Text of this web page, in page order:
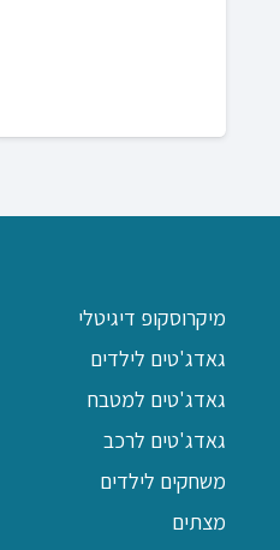
מיקרוסקופ דיגיטלי
גאדג'טים לילדים
גאדג'טים למטבח
גאדג'טים לרכב
משחקים לילדים
מצתים